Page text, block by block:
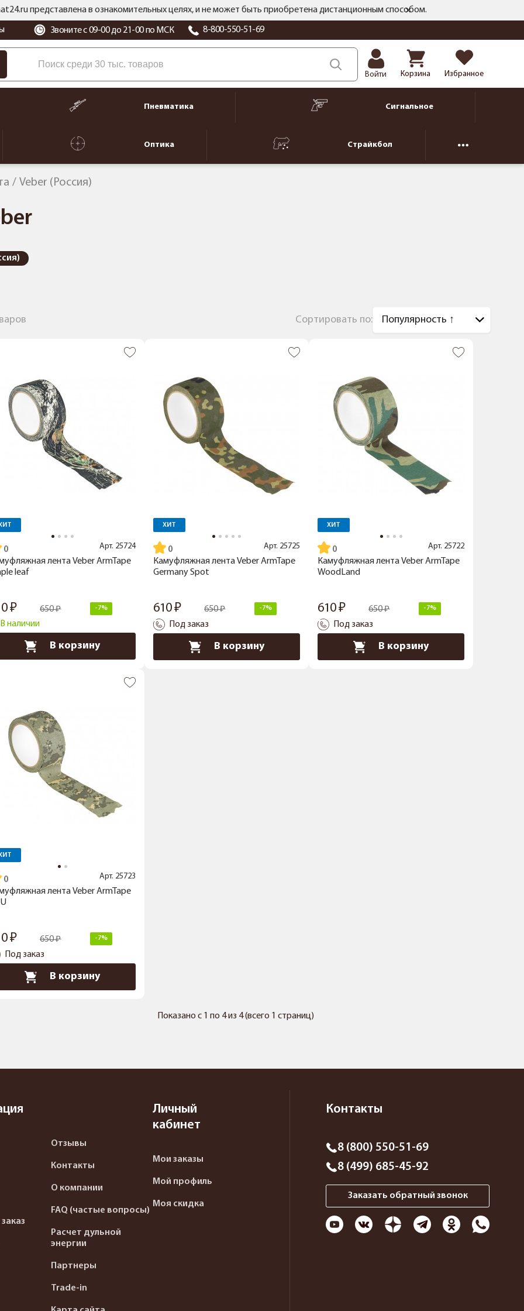
представлена в ознакомительных целях, и не может быть приобретена дистанционным способом.
Звоните с 09-00 до 21-00 по МСК 8-800-550-51-69
Войти Корзина Избранное
Пневматика Сигнальное
Оптика Страйкбол
Veber (Россия)
Сортировать по:
Арт. 25724
лента Veber ArmTape
leaf
650 -7%
В наличии
В корзину
ХИТ
Арт. 25725
Камуфляжная лента Veber ArmTape
Germany Spot
610 650 -7%
Под заказ
В корзину
ХИТ
Арт. 25722
Камуфляжная лента Veber ArmTape
WoodLand
610 650 -7%
Под заказ
В корзину
Арт. 25723
лента Veber ArmTape
650 -7%
Под заказ
В корзину
Показано с 1 по 4 из 4 (всего 1 страниц)
Отзывы
Контакты
О компании
FAQ (частые вопросы)
Расчет дульной
энергии
Партнеры
Trade-in
Личный
кабинет
Мои заказы
Мой профиль
Моя скидка
Контакты
8 (800) 550-51-69
8 (499) 685-45-92
Заказать обратный звонок